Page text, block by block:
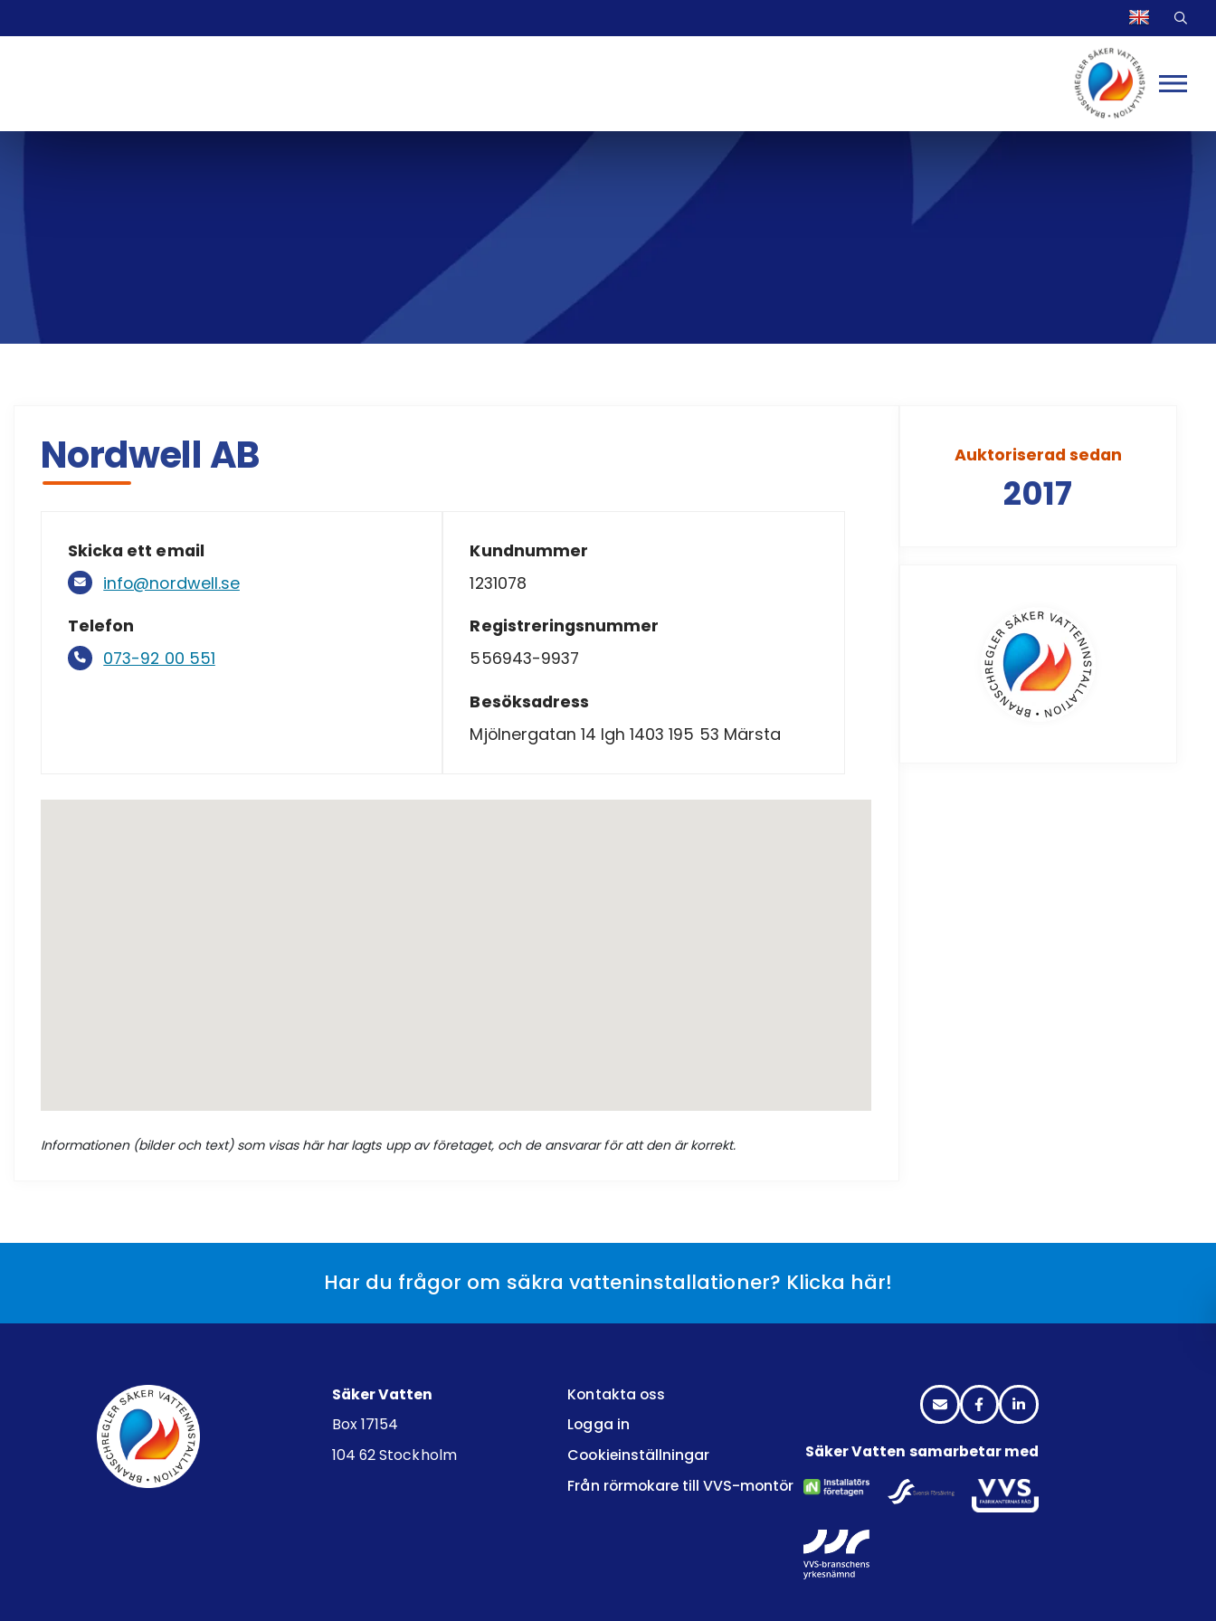
Nordwell AB
Skicka ett email
info@nordwell.se
Telefon
073-92 00 551
Kundnummer
1231078
Registreringsnummer
556943-9937
Besöksadress
Mjölnergatan 14 lgh 1403 195 53 Märsta
Informationen (bilder och text) som visas här har lagts upp av företaget, och de ansvarar för att den är korrekt.
Auktoriserad sedan
2017
Har du frågor om säkra vatteninstallationer? Klicka här!
Säker Vatten
Box 17154
104 62 Stockholm
Kontakta oss
Logga in
Cookieinställningar
Från rörmokare till VVS-montör
Säker Vatten samarbetar med